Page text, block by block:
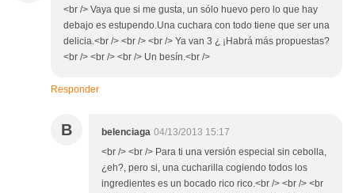
<br /> Vaya que si me gusta, un sólo huevo pero lo que hay
debajo es estupendo.Una cuchara con todo tiene que ser una
delicia.<br /> <br /> <br /> Ya van 3 ¿ ¡Habrá más propuestas?
<br /> <br /> <br /> Un besín.<br />
Responder
B belenciaga 04/13/2013 15:17
<br /> <br /> Para ti una versión especial sin cebolla,
¿eh?, pero si, una cucharilla cogiendo todos los
ingredientes es un bocado rico rico.<br /> <br /> <br